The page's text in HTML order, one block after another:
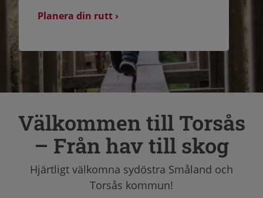
Planera din rutt ›
Välkommen till Torsås
– Från hav till skog
Hjärtligt välkomna sydöstra Småland och
Torsås kommun!